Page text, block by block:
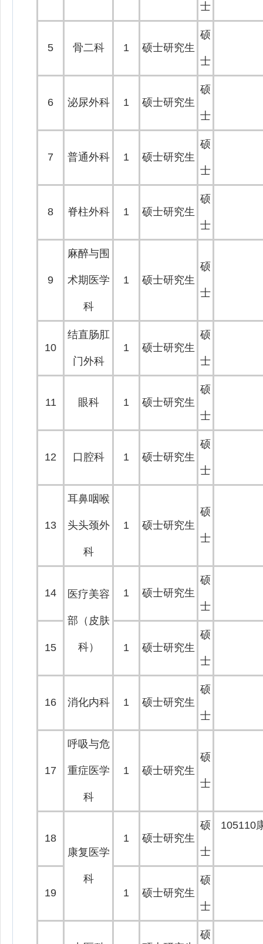
士
5 骨二科 1 硕士研究生
硕
士
6 泌尿外科 1 硕士研究生
硕
士
7 普通外科 1 硕士研究生
硕
士
8 脊柱外科 1 硕士研究生
硕
士
9
麻醉与围
术期医学
科
1 硕士研究生
硕
士
10
结直肠肛
门外科
1 硕士研究生
硕
士
11 眼科 1 硕士研究生
硕
士
12 口腔科 1 硕士研究生
硕
士
13
耳鼻咽喉
头头颈外
科
1 硕士研究生
硕
士
14 医疗美容
部（皮肤
科）
1 硕士研究生
硕
士
15 1 硕士研究生
硕
士
16 消化内科 1 硕士研究生
硕
士
17
呼吸与危
重症医学
科
1 硕士研究生
硕
士
18
康复医学
科
1 硕士研究生
硕
士
105110
19 1 硕士研究生
硕
士
硕